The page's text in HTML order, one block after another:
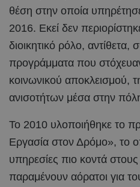
θέση στην οποία
2016. Εκεί δεν
διοικητικό ρόλο, αντίθετα,
προγράμματα που
κοινωνικού αποκλεισμού,
ανισοτήτων μέσα στην
Το 2010 υλοποιήθηκε το
Εργασία στον Δρόμο», το
υπηρεσίες πιο κοντά
παραμένουν αόρατοι για